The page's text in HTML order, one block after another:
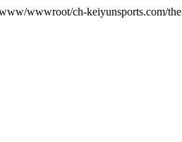
wwwroot/ch-keiyunsports.com/